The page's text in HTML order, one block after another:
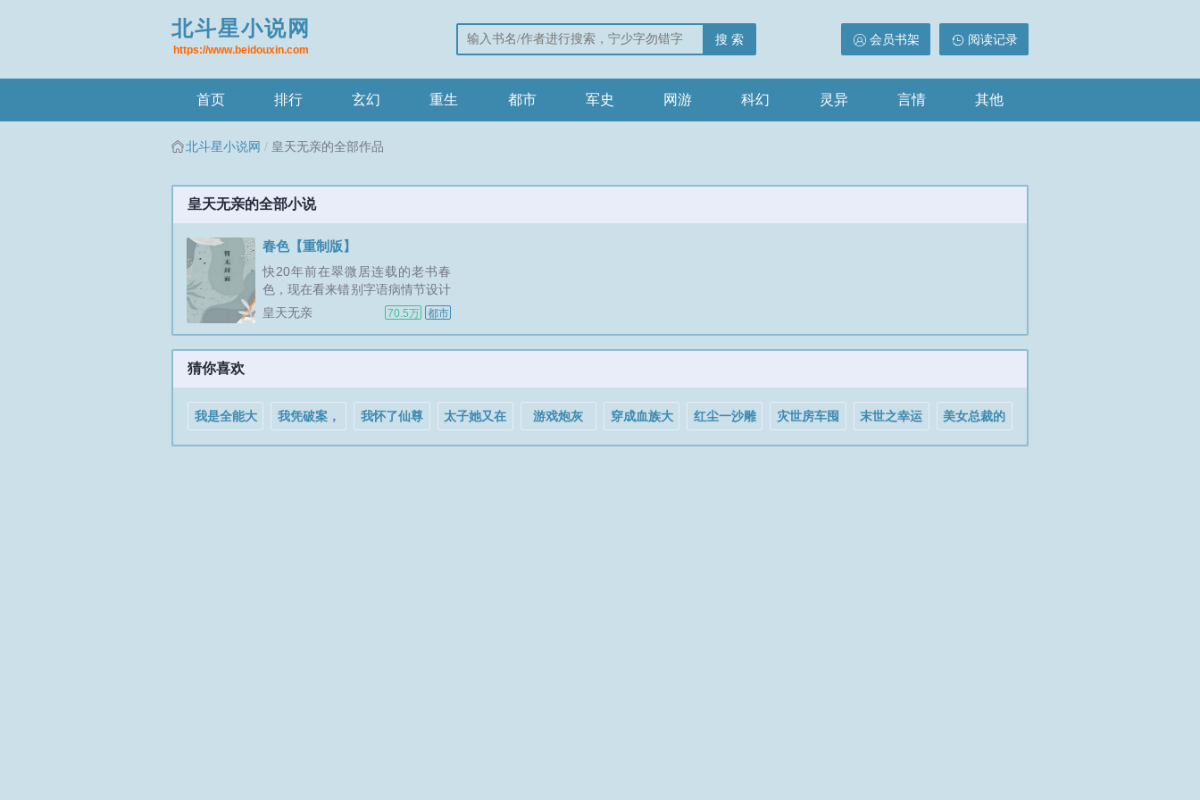
北斗星小说网
https://www.beidouxin.com
阅读记录
会员书架
搜 索
首页 排行 玄幻 重生 都市 军史 网游 科幻 灵异 言情 其他
北斗星小说网 皇天无亲的全部作品
皇天无亲的全部小说
春色【重制版】
快20年前在翠微居连载的老书春
色，现在看来错别字语病情节设计
人物重复都是一堆毛病，但是毕竟
皇天无亲 70.5万 都市
猜你喜欢
我是全能大
明星
我凭破案，
拿下禁欲大
我怀了仙尊
的小龙崽[穿
太子她又在
骗人打工
游戏炮灰
NPC她A爆全
穿成血族大
佬的沙雕白
红尘一沙雕
灾世房车囤
货求生
末世之幸运
法师
美女总裁的
贴身高手